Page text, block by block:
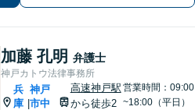
加藤 孔明 弁護士
神戸カトウ法律事務所
兵
庫
神戸
市中
高速神戸駅
から徒歩2
営業時間：09:00
~18:00（平日）